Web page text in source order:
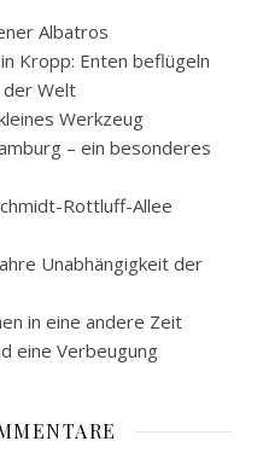
Albatros
Kropp: Enten beflügeln
Welt
Werkzeug
– ein besonderes
Rottluff-Allee
Unabhängigkeit der
in eine andere Zeit
eine Verbeugung